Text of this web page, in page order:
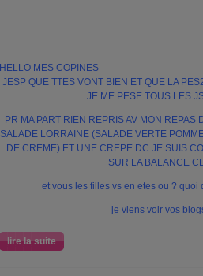
HELLO MES COPINES
JESP QUE TTES VONT BIEN ET QUE LA
JE ME PESE TOUS LES
PR MA PART RIEN REPRIS AV MON REPAS
SALADE LORRAINE (SALADE VERTE
DE CREME) ET UNE CREPE DC JE SUIS
SUR LA BALANCE
et vous les filles vs en etes ou ? quoi
je viens voir vos
lire la suite